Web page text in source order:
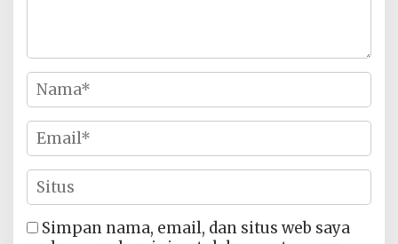
Simpan nama, email, dan situs web saya